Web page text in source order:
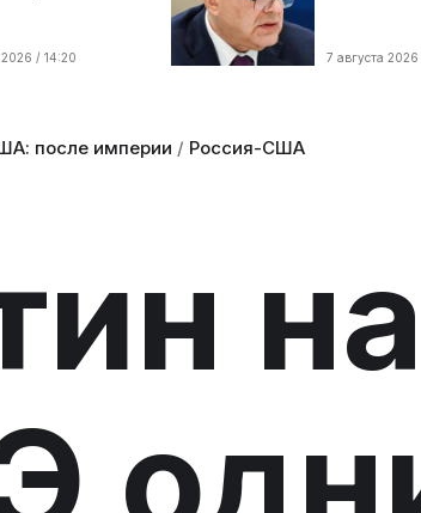
2026 / 14:20 7 августа
после империи / Россия-США